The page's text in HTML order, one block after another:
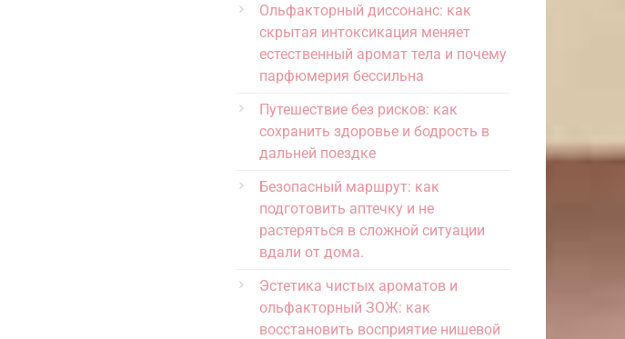
Ольфакторный диссонанс: как
скрытая интоксикация меняет
естественный аромат тела и почему
парфюмерия бессильна
Путешествие без рисков: как
сохранить здоровье и бодрость в
дальней поездке
Безопасный маршрут: как
подготовить аптечку и не
растеряться в сложной ситуации
вдали от дома.
Эстетика чистых ароматов и
ольфакторный ЗОЖ: как
восстановить восприятие нишевой